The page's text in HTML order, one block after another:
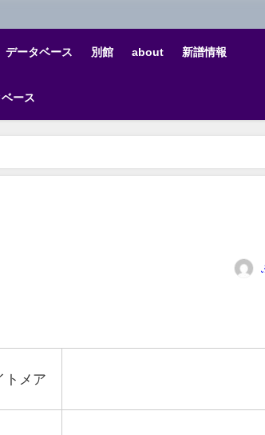
データベース 別館 about 新譜情報
ース
メア